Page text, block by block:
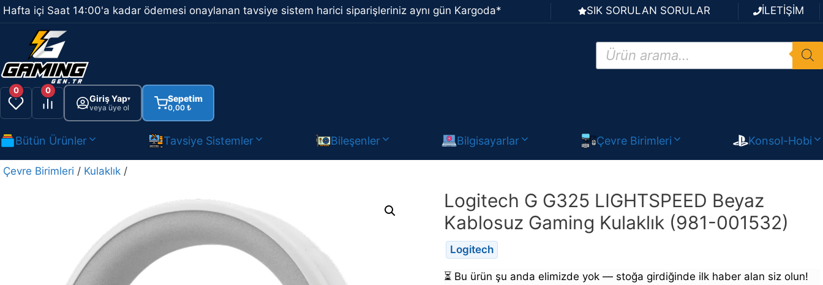
İçeriğe
atla
Hafta içi Saat 14:00'a kadar ödemesi onaylanan tavsiye sistem harici siparişleriniz aynı gün Kargoda* SIK SORULAN SORULAR İLETİŞİM
Products
search
0 0
Giriş Yap▾
veya üye ol
Sepetim
0,00 ₺
Bütün Ürünler Tavsiye Sistemler Bileşenler Bilgisayarlar Çevre Birimleri Konsol-Hobi
Çevre Birimleri / Kulaklık /
Logitech G G325 LIGHTSPEED Beyaz
Kablosuz Gaming Kulaklık (981-001532)
Logitech
⏳ Bu ürün şu anda elimizde yok — stoğa girdiğinde ilk haber alan siz olun!